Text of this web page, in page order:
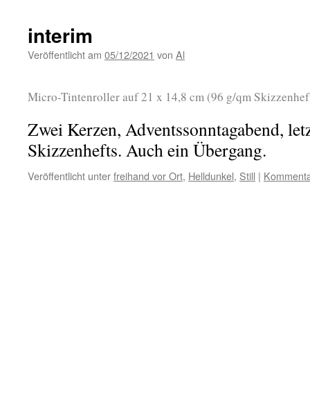
interim
Veröffentlicht am 05/12/2021 von Al
Micro-Tintenroller auf 21 x 14,8 cm (96 g/qm
Zwei Kerzen, Adventssonntagabend,
Skizzenhefts. Auch ein Übergang.
Veröffentlicht unterfreihand vor Ort, Helldunkel, Still |